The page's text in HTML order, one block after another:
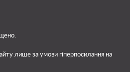
лише за умови гіперпосилання на